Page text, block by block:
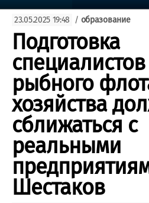
Судоходство
Судоремонт
События
Пресс-релизы
Порты
Рыболовство
ВМФ
Образование
Яхты и катера
Еще
Судостроение
Пульс
Новости
Компании
Репутация
Доска
23.05.2025 19:48 / образование
Подготовка
рыбного
хозяйства
сближаться с
реальными
Шестаков